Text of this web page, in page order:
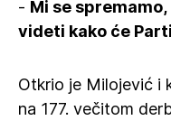
- Mi se
videti kako će
Otkrio je Milojević i
na 177. večitom